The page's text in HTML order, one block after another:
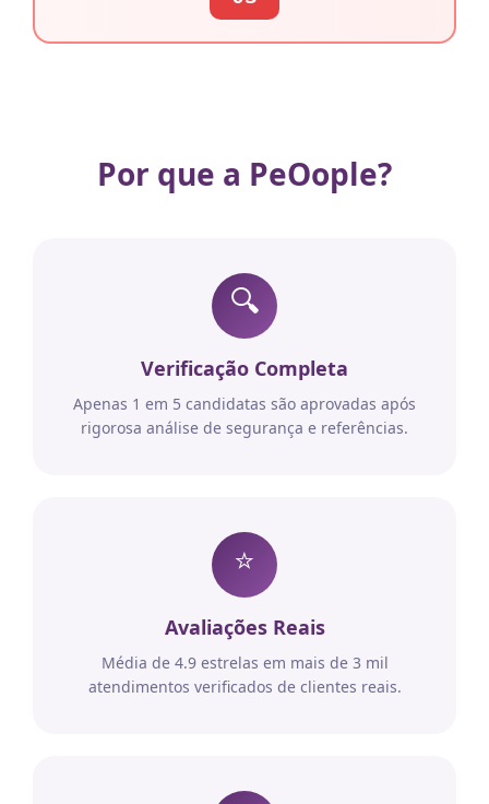
Por que a PeOople?
🔍
Verificação Completa
Apenas 1 em 5 candidatas são aprovadas após
rigorosa análise de segurança e referências.
⭐
Avaliações Reais
Média de 4.9 estrelas em mais de 3 mil
atendimentos verificados de clientes reais.